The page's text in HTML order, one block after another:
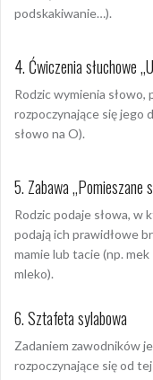
podskakiwanie…).
4. Ćwiczenia słuchowe
Rodzic wymienia słowo,
rozpoczynające się jego
słowo na O).
5. Zabawa „Pomieszane
Rodzic podaje słowa, w
podają ich prawidłowe
mamie lub tacie (np.
mleko).
6. Sztafeta sylabowa
Zadaniem zawodników
rozpoczynające się od